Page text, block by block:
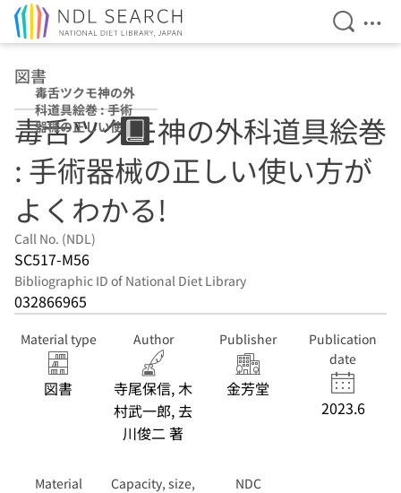
Open
図書
毒舌ツクモ神の外
科道具絵巻 : 手術
器械の正しい使い
方がよくわかる!
毒舌ツクモ神の外科道具絵巻
: 手術器械の正しい使い方が
よくわかる!
Call No. (NDL)
SC517-M56
Bibliographic ID of National Diet Library
032866965
Material type
図書
Author
寺尾保信, 木
村武一郎, 去
川俊二 著
Publisher
金芳堂
Publication
date
2023.6
Material
Capacity, size,
NDC